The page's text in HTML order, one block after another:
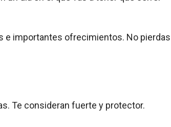
e importantes ofrecimientos. No pierdas
Te consideran fuerte y protector.